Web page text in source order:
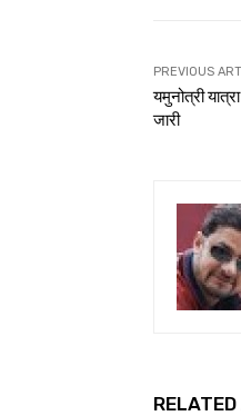
PREVIOUS
यमुनोत्री
जारी